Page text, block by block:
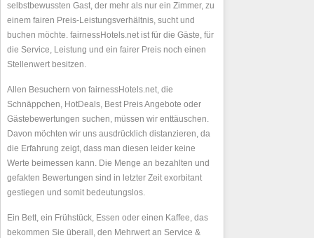
selbstbewussten Gast, der mehr als nur ein Zimmer, zu
einem fairen Preis-Leistungsverhältnis, sucht und
buchen möchte. fairnessHotels.net ist für die Gäste, für
die Service, Leistung und ein fairer Preis noch einen
Stellenwert besitzen.
Allen Besuchern von fairnessHotels.net, die
Schnäppchen, HotDeals, Best Preis Angebote oder
Gästebewertungen suchen, müssen wir enttäuschen.
Davon möchten wir uns ausdrücklich distanzieren, da
die Erfahrung zeigt, dass man diesen leider keine
Werte beimessen kann. Die Menge an bezahlten und
gefakten Bewertungen sind in letzter Zeit exorbitant
gestiegen und somit bedeutungslos.
Ein Bett, ein Frühstück, Essen oder einen Kaffee, das
bekommen Sie überall, den Mehrwert an Service &